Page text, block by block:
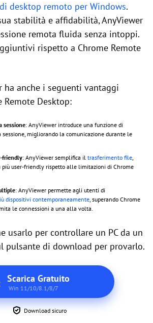
desktop remoto per Windows.
stabilità e affidabilità, AnyViewer
remota fluida senza intoppi.
rispetto a Chrome Remote
ha anche i seguenti vantaggi
Remote Desktop:
sessione: AnyViewer introduce una funzione di
sessione, migliorando la comunicazione durante le
friendly: AnyViewer semplifica il trasferimento file,
più user-friendly rispetto alle limitazioni di Chrome
: AnyViewer permette agli utenti di
dispositivi contemporaneamente, superando Chrome
le connessioni a una alla volta.
usarlo per controllare un PC da un
pulsante di download per provarlo.
Scarica Gratuito
Win 11/10/8.1/8/7
Download sicuro